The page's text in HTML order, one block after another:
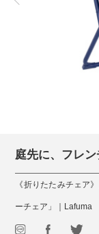
庭先に、フレ
《折りたたみチェア
ーチェア」｜Lafuma